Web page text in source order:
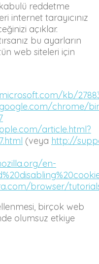
reddetme
internet tarayıcınız
açıklar.
bu ayarların
web siteleri için
kb/
chrome/
article.html?
(veya http://
en-
browser/
birçok web
olumsuz etkiye